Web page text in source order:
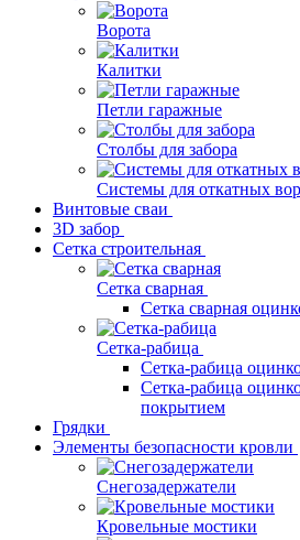
Ворота
Калитки
Петли гаражные
Столбы для забора
Системы для откатных
Винтовые сваи
3D забор
Сетка строительная
Сетка сварная
Сетка сварная
Сетка-рабица
Сетка-рабица
Сетка-рабица
покрытием
Грядки
Элементы безопасности кровли
Снегозадержатели
Кровельные мостики